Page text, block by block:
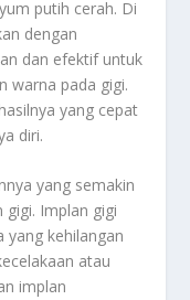
putih cerah. Di
dengan
dan efektif untuk
warna pada gigi.
yang cepat
diri.
yang semakin
Implan gigi
yang kehilangan
atau
implan